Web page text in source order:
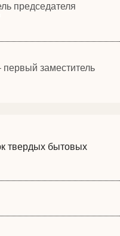
председателя
заместитель
твердых бытовых